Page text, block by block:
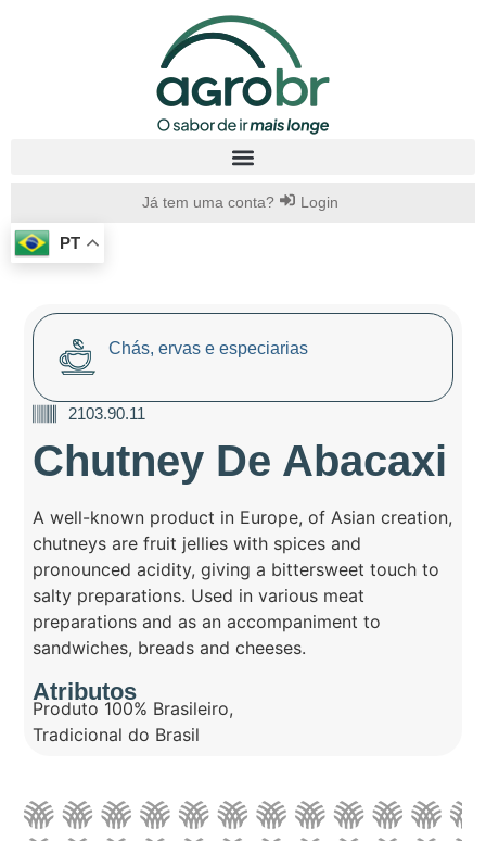
Já tem uma conta? Login
PT
Chás, ervas e especiarias
2103.90.11
Chutney De Abacaxi
A well-known product in Europe, of Asian creation,
chutneys are fruit jellies with spices and
pronounced acidity, giving a bittersweet touch to
salty preparations. Used in various meat
preparations and as an accompaniment to
sandwiches, breads and cheeses.
Atributos
Produto 100% Brasileiro,
Tradicional do Brasil